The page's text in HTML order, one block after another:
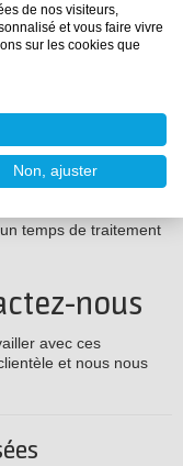
de polyester
de mélange
système époxy. Par
temps de traitement
nous
avec ces
et nous nous
de nos visiteurs,
et vous faire vivre
sur les cookies que
Non, ajuster